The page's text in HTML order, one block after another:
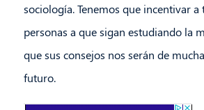
sociología. Tenemos que incentivar a
personas a que sigan estudiando la
que sus consejos nos serán de
futuro.